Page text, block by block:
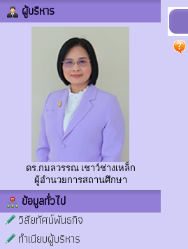
ผู้บริหาร
ดร.กมลวรรณ เชาว์ช่างเหล็ก
ผู้อำนวยการสถานศึกษา
ข้อมูลทั่วไป
วิสัยทัศน์พันธกิจ
ทำเนียบผู้บริหาร